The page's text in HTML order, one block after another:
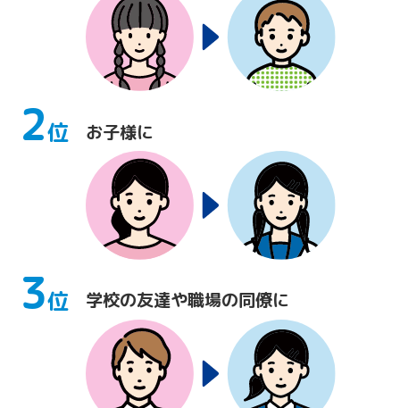
2位 お子様に
3位 学校の友達や職場の同僚に